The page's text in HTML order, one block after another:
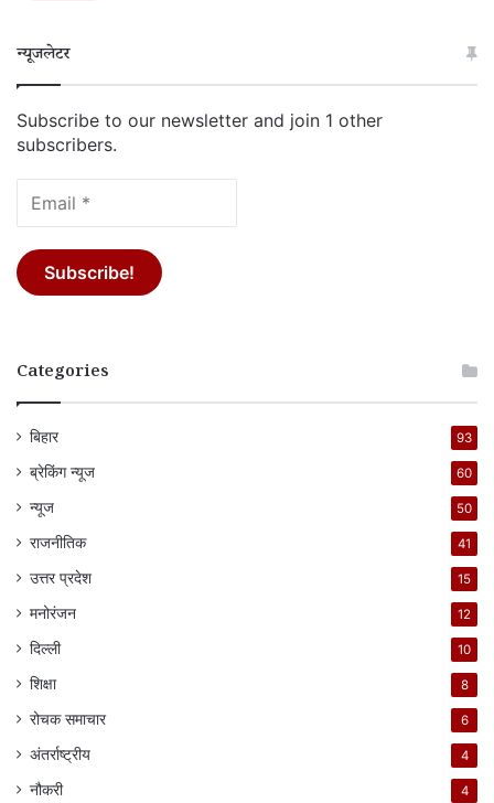
न्यूजलेटर
Subscribe to our newsletter and join 1 other
subscribers.
Categories
बिहार 93
ब्रेकिंग न्यूज 60
न्यूज 50
राजनीतिक 41
उत्तर प्रदेश 15
मनोरंजन 12
दिल्ली 10
शिक्षा 8
रोचक समाचार 6
अंतर्राष्ट्रीय 4
नौकरी 4